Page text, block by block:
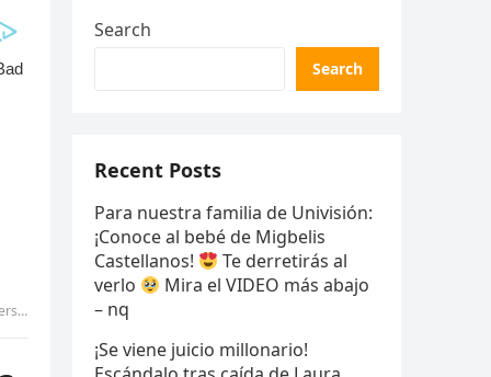
vv
Search
Search
Recent Posts
Para nuestra familia de Univisión:
¡Conoce al bebé de Migbelis
Castellanos!
Te derretirás al
verlo
Mira el VIDEO más abajo
– nq
¡Se viene juicio millonario!